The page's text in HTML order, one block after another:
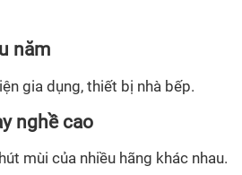
năm
gia dụng, thiết bị nhà bếp.
nghề cao
mùi của nhiều hãng khác nhau.